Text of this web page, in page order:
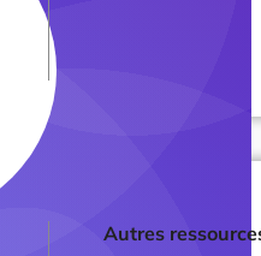
Autres